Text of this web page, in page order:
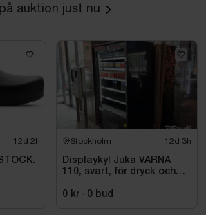
auktion just nu
12d 2h Stockholm 12d 3h
Displaykyl Juka VARNA
110, svart, för dryck och
0 kr · 0 bud